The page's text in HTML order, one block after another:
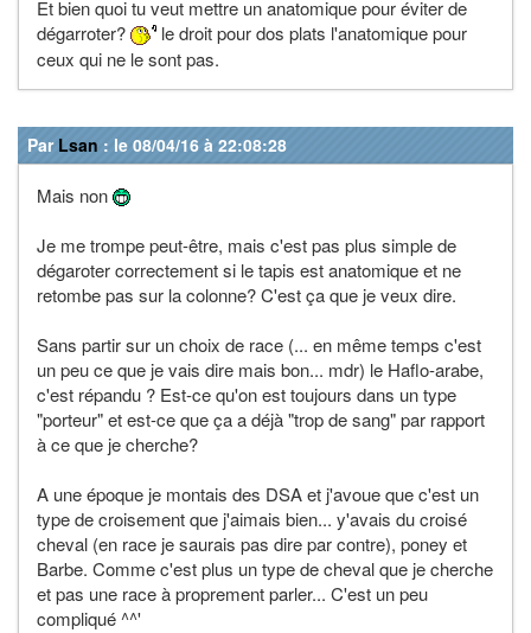
Et bien quoi tu veut mettre un anatomique pour éviter de
dégarroter?
le droit pour dos plats l'anatomique pour
ceux qui ne le sont pas.
Par Lsan : le 08/04/16 à 22:08:28
Mais non
Je me trompe peut-être, mais c'est pas plus simple de
dégaroter correctement si le tapis est anatomique et ne
retombe pas sur la colonne? C'est ça que je veux dire.
Sans partir sur un choix de race (... en même temps c'est
un peu ce que je vais dire mais bon... mdr) le Haflo-arabe,
c'est répandu ? Est-ce qu'on est toujours dans un type
"porteur" et est-ce que ça a déjà "trop de sang" par rapport
à ce que je cherche?
A une époque je montais des DSA et j'avoue que c'est un
type de croisement que j'aimais bien... y'avais du croisé
cheval (en race je saurais pas dire par contre), poney et
Barbe. Comme c'est plus un type de cheval que je cherche
et pas une race à proprement parler... C'est un peu
compliqué ^^'